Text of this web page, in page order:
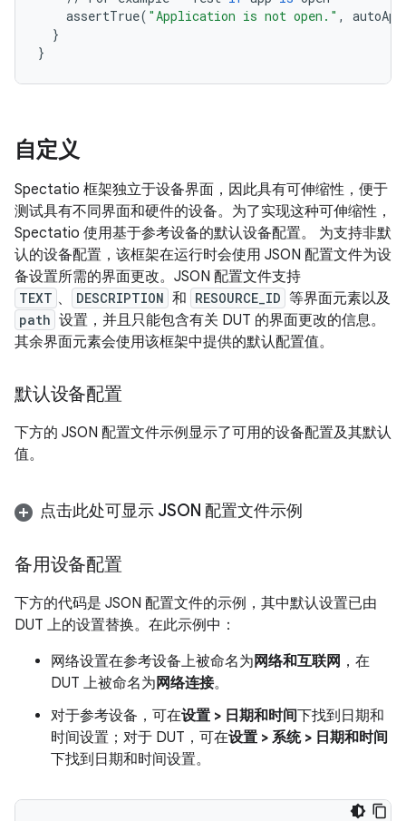
assertTrue( "Application is not open." ,
}
}
自定义
Spectatio 框架独立于设备界面，因此具有可伸缩性，便于
测试具有不同界面和硬件的设备。为了实现这种可伸缩性，
Spectatio 使用基于参考设备的默认设备配置。 为支持非默
认的设备配置，该框架在运行时会使用 JSON 配置文件为设
备设置所需的界面更改。JSON 配置文件支持
TEXT 、 DESCRIPTION 和 RESOURCE_ID 等界面元素以及
path 设置，并且只能包含有关 DUT 的界面更改的信息。
其余界面元素会使用该框架中提供的默认配置值。
默认设备配置
下方的 JSON 配置文件示例显示了可用的设备配置及其默认
值。
点击此处可显示 JSON 配置文件示例
备用设备配置
下方的代码是 JSON 配置文件的示例，其中默认设置已由
DUT 上的设置替换。在此示例中：
网络设置在参考设备上被命名为 网络和互联网 ，在
DUT 上被命名为 网络连接。
对于参考设备，可在设置 > 日期和时间下找到日期和
时间设置；对于 DUT，可在设置 > 系统 > 日期和时间
下找到日期和时间设置。